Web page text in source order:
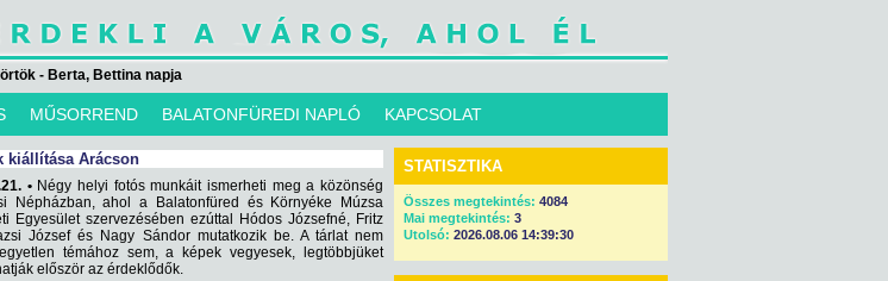
- Berta, Bettina napja
MŰSORREND BALATONFÜREDI NAPLÓ KAPCSOLAT
kiállítása Arácson
•Négy helyi fotós munkáit ismerheti meg a közönség
Népházban, ahol a Balatonfüred és Környéke Múzsa
Egyesület szervezésében ezúttal Hódos Józsefné, Fritz
József és Nagy Sándor mutatkozik be. A tárlat nem
témához sem, a képek vegyesek, legtöbbjüket
először az érdeklődők.
STATISZTIKA
Összes megtekintés: 4084
Mai megtekintés: 3
Utolsó: 2026.08.06 14:39:30